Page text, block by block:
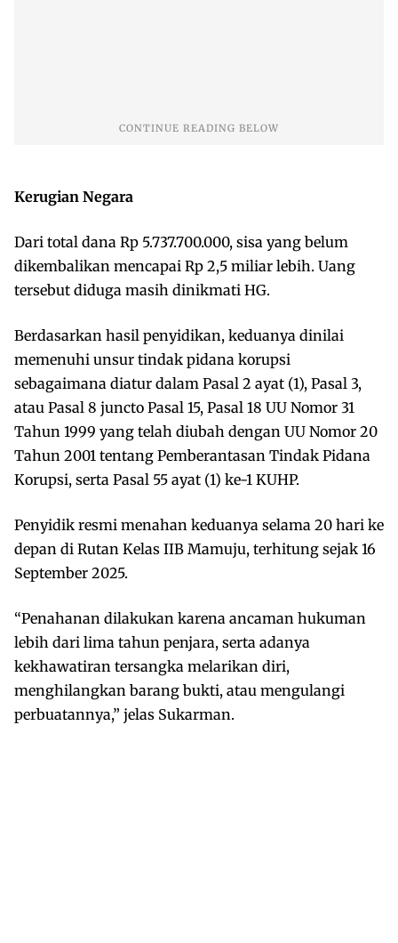
Kerugian Negara
Dari total dana Rp 5.737.700.000, sisa yang belum
dikembalikan mencapai Rp 2,5 miliar lebih. Uang
tersebut diduga masih dinikmati HG.
Berdasarkan hasil penyidikan, keduanya dinilai
memenuhi unsur tindak pidana korupsi
sebagaimana diatur dalam Pasal 2 ayat (1), Pasal 3,
atau Pasal 8 juncto Pasal 15, Pasal 18 UU Nomor 31
Tahun 1999 yang telah diubah dengan UU Nomor 20
Tahun 2001 tentang Pemberantasan Tindak Pidana
Korupsi, serta Pasal 55 ayat (1) ke-1 KUHP.
Penyidik resmi menahan keduanya selama 20 hari ke
depan di Rutan Kelas IIB Mamuju, terhitung sejak 16
September 2025.
“Penahanan dilakukan karena ancaman hukuman
lebih dari lima tahun penjara, serta adanya
kekhawatiran tersangka melarikan diri,
menghilangkan barang bukti, atau mengulangi
perbuatannya,” jelas Sukarman.